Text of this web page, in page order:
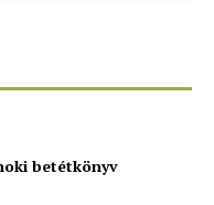
betétkönyv